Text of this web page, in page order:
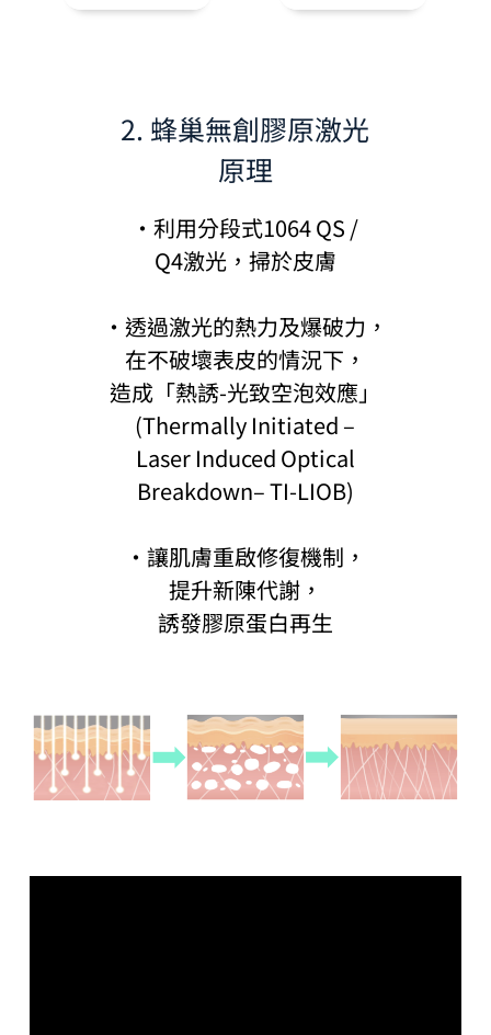
2. 蜂巢無創膠原激光
原理
·利用分段式1064 QS /
Q4激光，掃於皮膚
·透過激光的熱力及爆破力，
在不破壞表皮的情況下，
造成「熱誘-光致空泡效應」
(Thermally Initiated –
Laser Induced Optical
Breakdown– TI-LIOB)
·讓肌膚重啟修復機制，
提升新陳代謝，
誘發膠原蛋白再生